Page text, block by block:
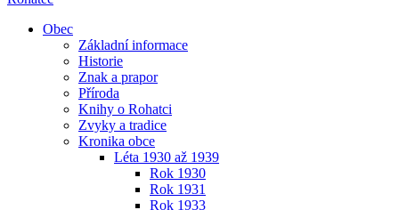
Obec
Základní informace
Historie
Znak a prapor
Příroda
Knihy o Rohatci
Zvyky a tradice
Kronika obce
Léta 1930 až 1939
Rok 1930
Rok 1931
Rok 1933